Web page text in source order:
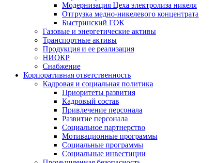
Модернизация Цеха электролиза никеля
Отгрузка медно-никелевого концентрата
Быстринский ГОК
Газовые и энергетические активы
Транспортные активы
Продукция и ее реализация
НИОКР
Снабжение
Корпоративная ответственность
Кадровая и социальная политика
Приоритеты развития
Кадровый состав
Привлечение персонала
Развитие персонала
Социальное партнерство
Мотивационные программы
Социальные программы
Социальные инвестиции